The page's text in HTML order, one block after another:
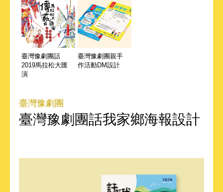
臺灣豫劇團話
2019馬拉松大匯
演
臺灣豫劇團親手
作活動DM設計
臺灣豫劇團
臺灣豫劇團話我家鄉海報設計